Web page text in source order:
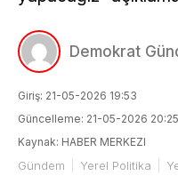
Demokrat
Giriş: 21-05-2026 19:53
Güncelleme: 21-05-2026 20:25
Kaynak: HABER MERKEZI
Gündem Yerel Politika